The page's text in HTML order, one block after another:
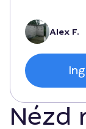
Alex F.
Nézd